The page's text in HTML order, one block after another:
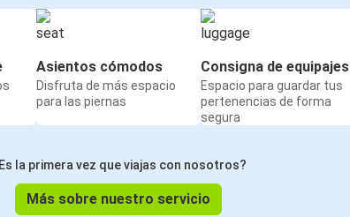
Asientos cómodos
Disfruta de más espacio
para las piernas
Consigna de equipajes
Espacio para guardar tus
pertenencias de forma
segura
la primera vez que viajas con nosotros?
Más sobre nuestro servicio